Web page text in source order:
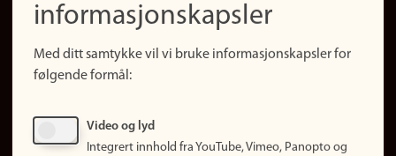
Presse
Finn studier
Ledige stillinger
informasjonskapsler
Med ditt samtykke vil vi bruke informasjonskapsler for
følgende formål:
Video og lyd
Integrert innhold fra YouTube, Vimeo, Panopto og